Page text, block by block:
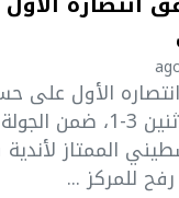
الأول على
الأهلي، اليوم الإثنين 3-
الممتاز
للمركز ...